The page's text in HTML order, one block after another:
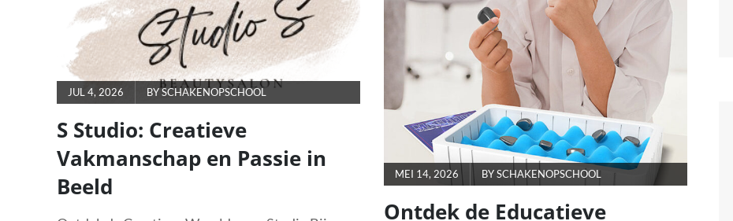
POSTED
ON
JUL 4, 2026 BYSCHAKENOPSCHOOL
S Studio: Creatieve
Vakmanschap en Passie in
Beeld
POSTED
ON
MEI 14, 2026 BYSCHAKENOPSCHOOL
Ontdek de Educatieve